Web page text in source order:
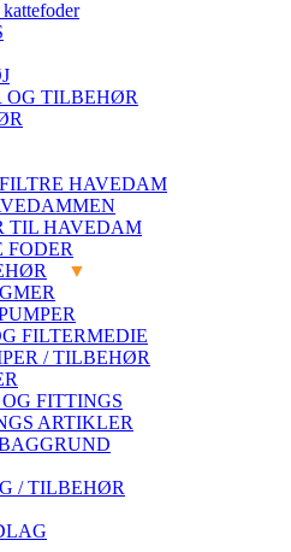
OG TILBEHØR
HAVEDAM
TIL HAVEDAM
FODER
FILTERMEDIE
/ TILBEHØR
FITTINGS
ARTIKLER
/ TILBEHØR